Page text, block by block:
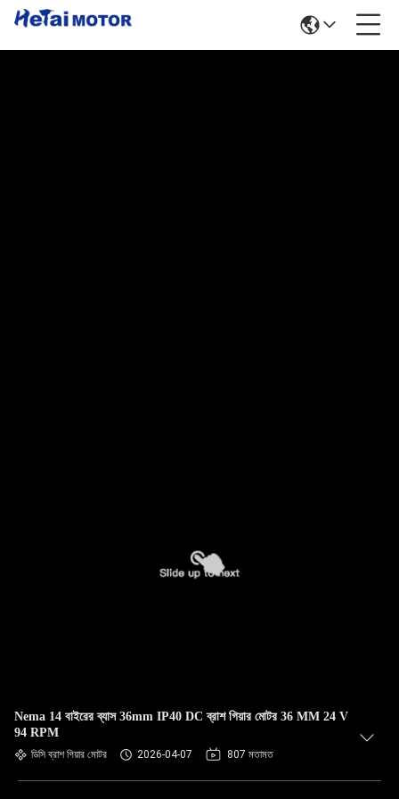
Nema 14 বাইরের ব্যাস 36mm IP40 DC ব্রাশ গিয়ার মোটর 36 MM 24 V
94 RPM
ডিসি ব্রাশ গিয়ার মোটর 2026-04-07 807 মতামত